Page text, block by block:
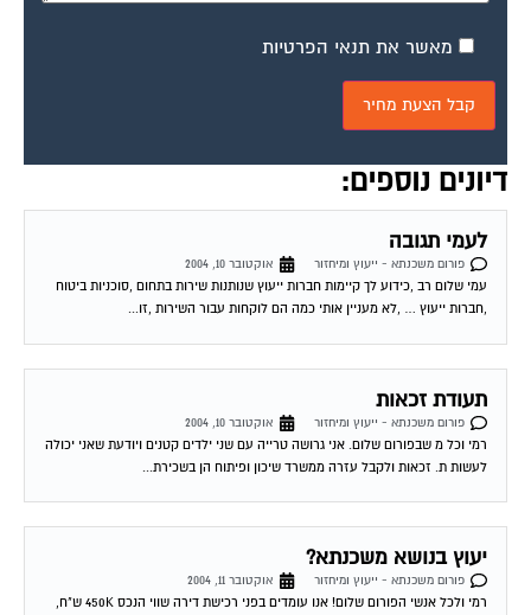
מאשר את תנאי הפרטיות
דיונים נוספים:
לעמי תגובה
פורום משכנתא - ייעוץ ומיחזור
אוקטובר 10, 2004
עמי שלום רב ,כידוע לך קיימות חברות ייעוץ שנותנות שירות בתחום ,סוכניות ביטוח
,חברות ייעוץ … ,לא מעניין אותי כמה הם לוקחות עבור השירות ,זו...
תעודת זכאות
פורום משכנתא - ייעוץ ומיחזור
אוקטובר 10, 2004
רמי וכל מ שבפורום שלום. אני גרושה טרייה עם שני ילדים קטנים ויודעת שאני יכולה
לעשות ת. זכאות ולקבל עזרה ממשרד שיכון ופיתוח הן בשכירת...
יעוץ בנושא משכנתא?
פורום משכנתא - ייעוץ ומיחזור
אוקטובר 11, 2004
רמי ולכל אנשי הפורום שלום! אנו עומדים בפני רכישת דירה שווי הנכס 450K ש"ח,